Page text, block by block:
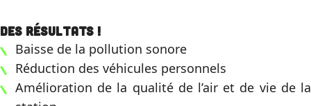
Des résultats !
Baisse de la pollution sonore
Réduction des véhicules personnels
Amélioration de la qualité de l’air et de vie de la